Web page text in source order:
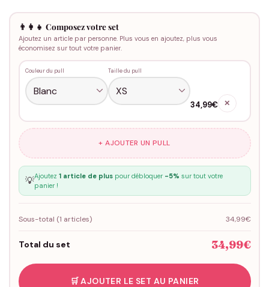
👨‍👩‍👧 Composez votre set
Ajoutez un article par personne. Plus vous en ajoutez, plus vous
économisez sur tout votre panier.
Couleur du pull Taille du pull
34,99€ ✕
+ AJOUTER UN PULL
💡Ajoutez 1 article de pluspour débloquer -5% sur tout votre
panier !
Sous-total (1 articles) 34,99€
Total du set 34,99€
🛒 AJOUTER LE SET AU PANIER